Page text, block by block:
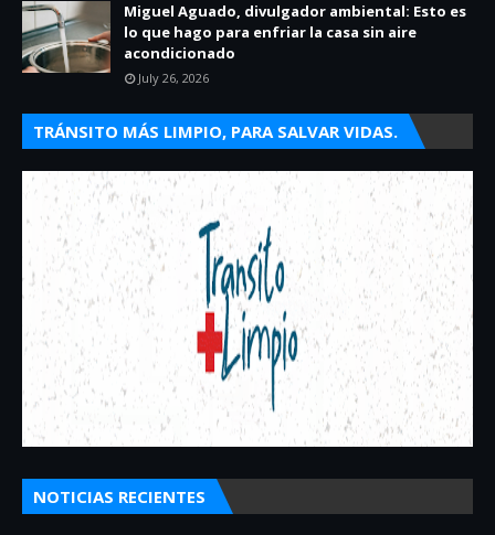
Miguel Aguado, divulgador ambiental: Esto es
lo que hago para enfriar la casa sin aire
acondicionado
July 26, 2026
TRÁNSITO MÁS LIMPIO, PARA SALVAR VIDAS.
NOTICIAS RECIENTES